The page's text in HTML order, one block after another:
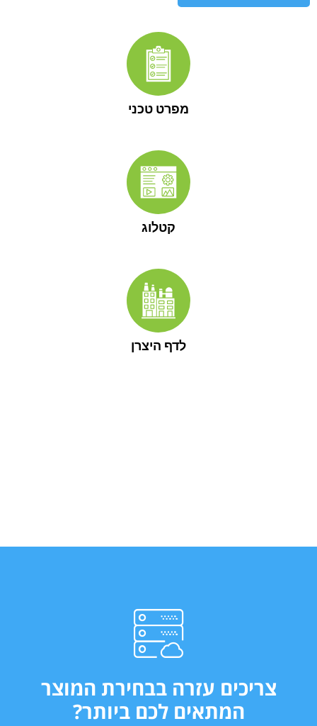
מפרט טכני
קטלוג
לדף היצרן
צריכים עזרה בבחירת המוצר
המתאים לכם ביותר?